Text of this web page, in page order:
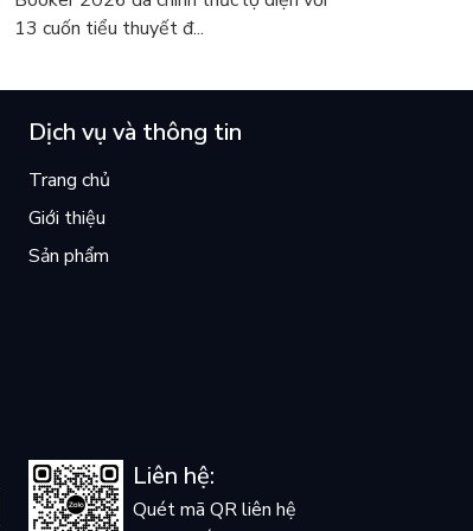
13 cuốn tiểu thuyết đ...
Dịch vụ và thông tin
Trang chủ
Giới thiệu
Sản phẩm
Liên hệ:
Quét mã QR liên hệ